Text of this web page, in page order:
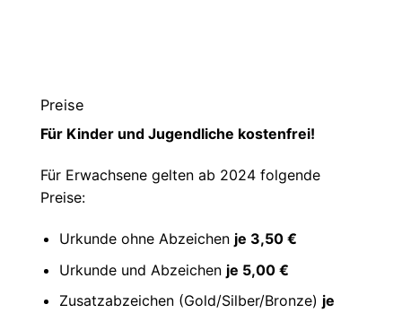
Preise
Für Kinder und Jugendliche kostenfrei!
Für Erwachsene gelten ab 2024 folgende
Preise:
Urkunde ohne Abzeichen je 3,50 €
Urkunde und Abzeichen je 5,00 €
Zusatzabzeichen (Gold/Silber/Bronze) je